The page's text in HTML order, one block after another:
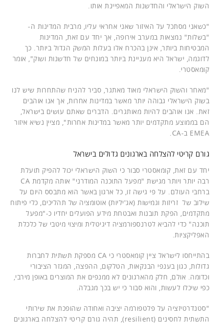
השוק הישראלי והחדשנות המאפיינת אותו.
"כשאני מסתכל על האיזור שאני אחראי עליו, מרבית המדינות ה-
"בשלות" נמצאות במערב אירופה, אך יחד עם זאת, המדינות
המבטיחות ביותר, אינן בהכרח אלו בעלות המשק הגדול ביותר. כך
לדוגמה, ישראל היא מעניינת ביותר במונחים של חדשנות ושוק", אומר
קומאסטרי.
"מאחר והשוק הישראלי מאוד מאתגר, סביר להניח שהתחרות שיש לנו
בשוק הישראלי גבוהה יותר מאשר במדינות אחרות, אך אנו אוהבים
זאת. אנו אוהבים להיות מאותגרים. הדברים שאתם עושים בישראל,
הם בממוצע מתקדמים יותר מאשר במדינות אחרות", מציין נשיא איזור
EMEA ב-CA.
גורם קריטי להצלחה בארגונים גדולים בישראל
יחד עם זאת, קומאסטרי סבור כי השוק הישראלי יכול להפיק תועלת
רבה יותר ויותר מגישת "מפעל התוכנה המודרני" אותה מקדמת CA
ברחבי העולם. על פי גישה זו, כל ארגון באשר הוא מתבסס היום על
שילוב של זריזות וגמישות (אג'יליות) אוטומציה של תהליכים, כלי פיתוח
מתקדמים, הפקת תובנות ואבטחת מידע הפועלים יחדיו כ-"מפעל
תוכנה" כדי להביא לטרנספורמציה דיגיטלית ומיצוי מיטבי של כלכלת
האפליקציות.
בהתייחסו לישראל ציין קומאסטרי כי CA מספקת תשתית לחברות
גדולות, כגון בענפי הבנקאות, הטלקום, ההפצה, המגזר הציבורי
וכדומה. אולם, חלק מהארגונים לא ממנפים את המוצרים באופן מירבי,
כפי שיכלו לעשות, והוא סבור כי יש בכך מגבלה.
"סטנדרטיזציה על פלטפורמה יציבה ואחודה שהופכת את שירותי
התשתית לחסינים (resilient), תהיה גורם קריטי להצלחה בארגונים